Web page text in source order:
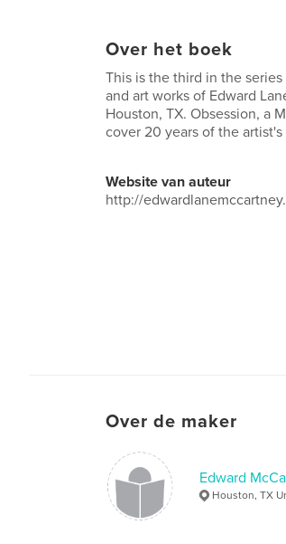
Over het boek
This is the third in the
and art works of Edward
Houston, TX. Obsession, a
cover 20 years of the artist's
Website van auteur
http://
Over de maker
Edward
Houston, TX